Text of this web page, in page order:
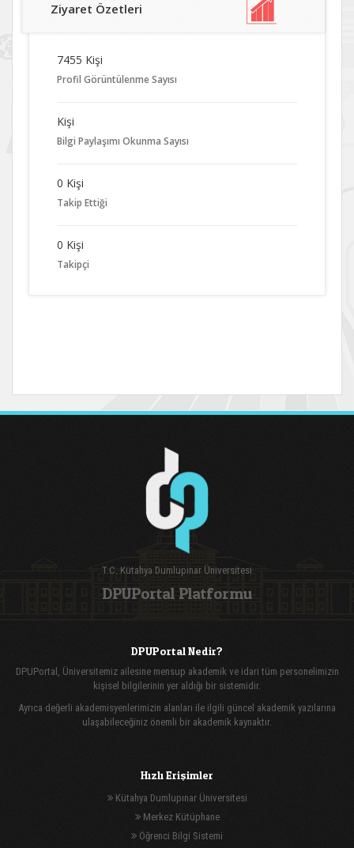
Ziyaret Özetleri
7455 Kişi
Profil Görüntülenme Sayısı
Kişi
Bilgi Paylaşımı Okunma Sayısı
0 Kişi
Takip Ettiği
0 Kişi
Takipçi
T.C. Kütahya Dumlupınar Üniversitesi
DPUPortal Platformu
DPUPortal Nedir?
DPUPortal, Üniversitemiz ailesine mensup akademik ve idari tüm personelimizin
kişisel bilgilerinin yer aldığı bir sistemidir.
Ayrıca değerli akademisyenlerimizin alanları ile ilgili güncel akademik yazılarına
ulaşabileceğiniz önemli bir akademik kaynaktır.
Hızlı Erişimler
Kütahya Dumlupınar Üniversitesi
Merkez Kütüphane
Öğrenci Bilgi Sistemi